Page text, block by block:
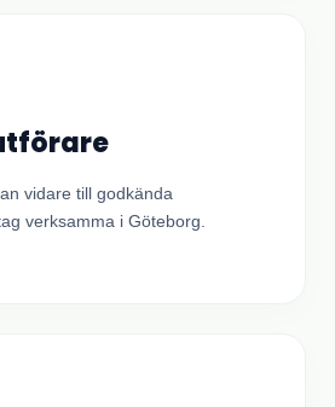
vidare till godkända
verksamma i Göteborg